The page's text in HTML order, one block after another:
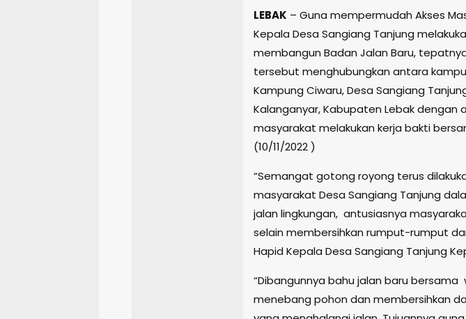
LEBAK – Guna mempermudah Akses
Kepala Desa Sangiang Tanjung
membangun Badan Jalan Baru,
tersebut menghubungkan antara
Kampung Ciwaru, Desa Sangiang
Kalanganyar, Kabupaten Lebak dengan
masyarakat melakukan kerja bakti
(10/11/2022 )
“Semangat gotong royong terus
masyarakat Desa Sangiang Tanjung
jalan lingkungan, antusiasnya
selain membersihkan rumput-rumput
Hapid Kepala Desa Sangiang Tanjung
“Dibangunnya bahu jalan baru
menebang pohon dan membersihkan